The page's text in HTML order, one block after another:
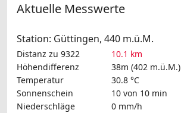
Aktuelle Messwerte
Station: Güttingen, 440 m.ü.M.
Distanz zu 9322
10.1 km
Höhendifferenz
38m (402 m.ü.M.)
Temperatur
30.8 °C
Sonnenschein
10 von 10 min
Niederschläge
0 mm/h